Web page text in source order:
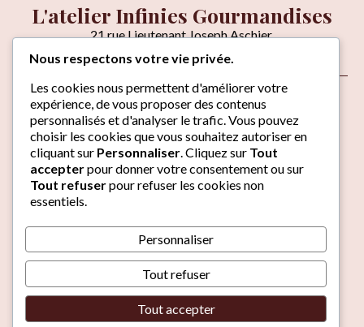
L'atelier Infinies Gourmandises
21 rue Lieutenant Joseph Aschier,
06270 VILLENEUVE-LOUBET
Venir à l'atelier
À propos
Contact
Laissez-nous un avis
Du mercredi au vendredi :
Samedi & dimanche :09h-12h
Lundi & mardi :Fermé
© 2026 Infinies Gourmandises
·
Mentions légales / Politique de confidentialité
Nous respectons votre vie privée.
Les cookies nous permettent d'améliorer votre
expérience, de vous proposer des contenus
personnalisés et d'analyser le trafic. Vous pouvez
choisir les cookies que vous souhaitez autoriser en
cliquant sur Personnaliser . Cliquez sur Tout
accepterpour donner votre consentement ou sur
Tout refuserpour refuser les cookies non
essentiels.
Personnaliser
Tout refuser
Tout accepter